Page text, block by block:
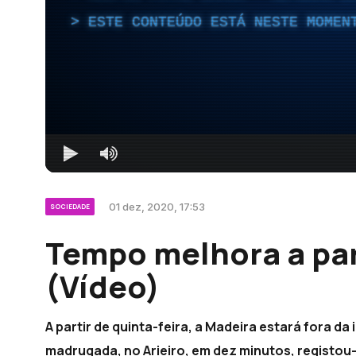
ESTE CONTEÚDO ESTÁ NESTE
SOCIEDADE 01 dez, 2020, 17:53
Tempo melhora a
(Vídeo)
A partir de quinta-feira, a Madeira estará fora da
madrugada, no Arieiro, em dez minutos,